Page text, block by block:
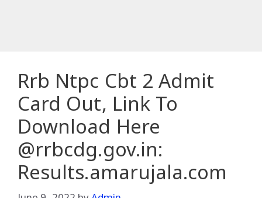
Rrb Ntpc Cbt 2 Admit
Card Out, Link To
Download Here
@rrbcdg.gov.in:
Results.amarujala.com